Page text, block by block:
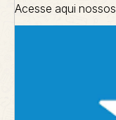
Acesse aqui